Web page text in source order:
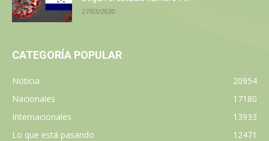
27/03/2020
CATEGORÍA POPULAR
Noticia
20954
Nacionales
17180
Internacionales
13933
Lo que está pasando
12471